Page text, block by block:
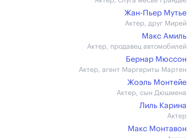
Жан-Пьер Мутье
Актер, друг Мирей
Макс Амиль
Актер, продавец автомобилей
Бернар Мюссон
Актер, агент Маргериты Мартен
Жоэль Монтейе
Актер, сын Дюшмена
Лиль Карина
Актер
Макс Монтавон